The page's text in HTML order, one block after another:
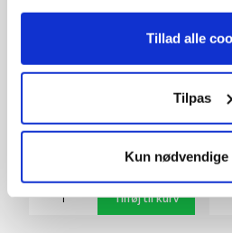
Tillad alle
Tilpas
Kun nødvendige
39,-